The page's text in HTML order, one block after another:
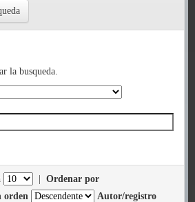
la busqueda.
Ordenar por
orden
Autor/registro